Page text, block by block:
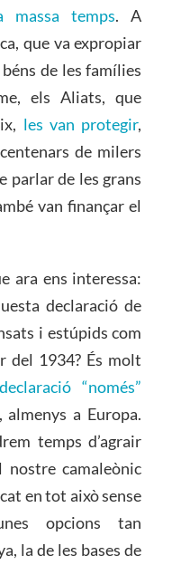
temps. A
que va expropiar
de les famílies
els Aliats, que
les van protegir,
de milers
parlar de les grans
van finançar el
ara ens interessa:
declaració de
i estúpids com
del 1934? És molt
“només”
, almenys a Europa.
temps d’agrair
camaleònic
en tot això sense
opcions tan
la de les bases de